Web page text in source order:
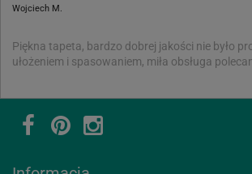
Wojciech M.
Piękna tapeta, bardzo dobrej jakości nie było
ułożeniem i spasowaniem, miła obsługa